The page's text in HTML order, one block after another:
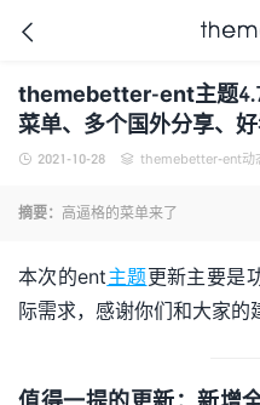
更好的

themebetter-ent主题
菜单、多个国外分享、
 2021-10-28  themebetter-ent动
摘要： 高逼格的菜单来了
本次的ent主题更新主要是
际需求，感谢你们和大家的